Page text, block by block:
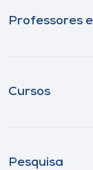
Professores
Cursos
Pesquisa